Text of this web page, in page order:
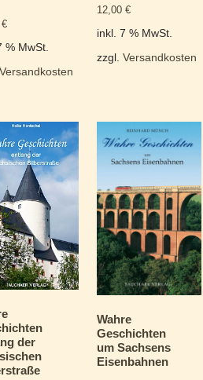
€
% MwSt.
Versandkosten
12,00 €
inkl. 7 % MwSt.
zzgl. Versandkosten
der
Wahre
Geschichten
um Sachsens
Eisenbahnen